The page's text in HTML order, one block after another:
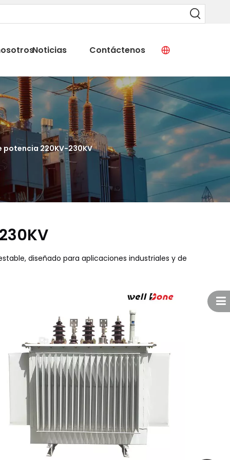
Noticias Contáctenos
220KV-230KV
diseñado para aplicaciones industriales y de